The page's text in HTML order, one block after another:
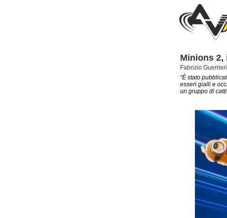
Minions
Fabrizio Guerrieri
“È stato
esseri gialli e
un gruppo di